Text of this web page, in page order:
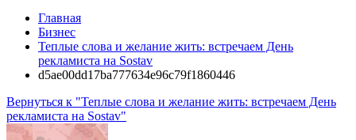
Главная
Бизнес
Теплые слова и желание жить: встречаем День
рекламиста на Sostav
d5ae00dd17ba777634e96c79f1860446
Вернуться к "Теплые слова и желание жить: встречаем День
рекламиста на Sostav"